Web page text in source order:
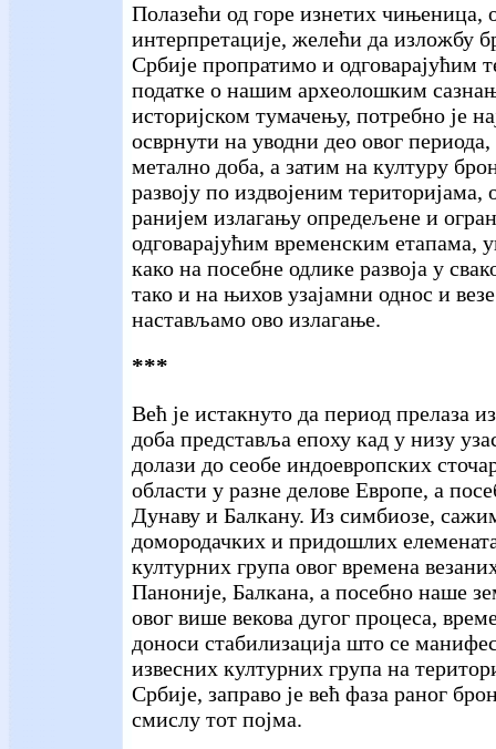
Полазећи од горе изнетих чињеница,
интерпретације, желећи да изложбу
Србије пропратимо и одговарајућим
податке о нашим археолошким
историјском тумачењу, потребно је
осврнути на уводни део овог
метално доба, а затим на културу
развоју по издвојеним територијама,
ранијем излагању опредељене и
одговарајућим временским етапама,
како на посебне одлике развоја у
тако и на њихов узајамни однос и
настављамо ово излагање.
***
Већ је истакнуто да период прелаза
доба представља епоху кад у низу
долази до сеобе индоевропских
области у разне делове Европе, а
Дунаву и Балкану. Из симбиозе,
домородачких и придошлих
културних група овог времена
Паноније, Балкана, а посебно наше
овог више векова дугог процеса,
доноси стабилизација што се
извесних културних група на
Србије, заправо је већ фаза раног
смислу тот појма.